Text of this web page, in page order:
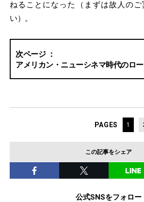
ねることになった（まずは故人の
い）。
アメリカン・ニューシネマ時代のロ
PAGES 1
この記事をシェア
公式SNSをフォロー